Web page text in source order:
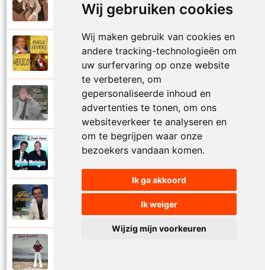
Wij gebruiken cookies
Wij maken gebruik van cookies en
andere tracking-technologieën om
uw surfervaring op onze website
te verbeteren, om
gepersonaliseerde inhoud en
advertenties te tonen, om ons
websiteverkeer te analyseren en
om te begrijpen waar onze
bezoekers vandaan komen.
Ik ga akkoord
Ik weiger
Wijzig mijn voorkeuren
Met jou weet ik echt nooit
Paul Severs
Paul Severs
Mona Lisa
Dennie Damaro en Paul Severs
Paul Severs